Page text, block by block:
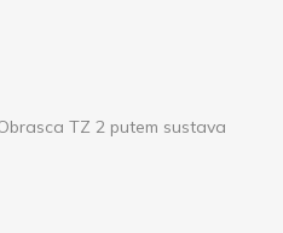
TZ 2 putem sustava